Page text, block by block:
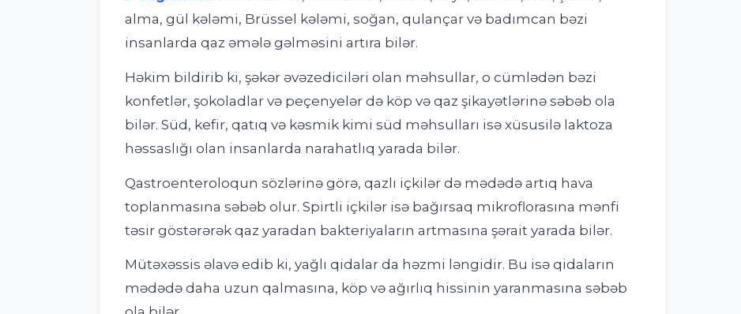
alma, gül kələmi, Brüssel kələmi, soğan, qulançar və badımcan bəzi
insanlarda qaz əmələ gəlməsini artıra bilər.
Həkim bildirib ki, şəkər əvəzediciləri olan məhsullar, o cümlədən bəzi
konfetlər, şokoladlar və peçenyelər də köp və qaz şikayətlərinə səbəb ola
bilər. Süd, kefir, qatıq və kəsmik kimi süd məhsulları isə xüsusilə laktoza
həssaslığı olan insanlarda narahatlıq yarada bilər.
Qastroenteroloqun sözlərinə görə, qazlı içkilər də mədədə artıq hava
toplanmasına səbəb olur. Spirtli içkilər isə bağırsaq mikroflorasına mənfi
təsir göstərərək qaz yaradan bakteriyaların artmasına şərait yarada bilər.
Mütəxəssis əlavə edib ki, yağlı qidalar da həzmi ləngidir. Bu isə qidaların
mədədə daha uzun qalmasına, köp və ağırlıq hissinin yaranmasına səbəb